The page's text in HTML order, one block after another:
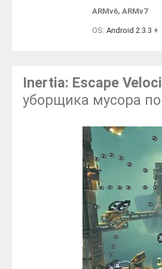
ARMv6, ARMv7
OS: Android 2.3.3 +
Inertia: Escape
уборщика мусора